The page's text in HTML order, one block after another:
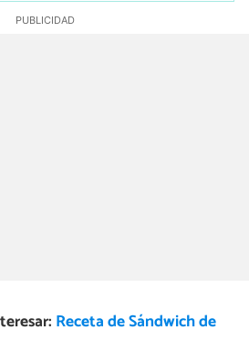
Receta de Sándwich de